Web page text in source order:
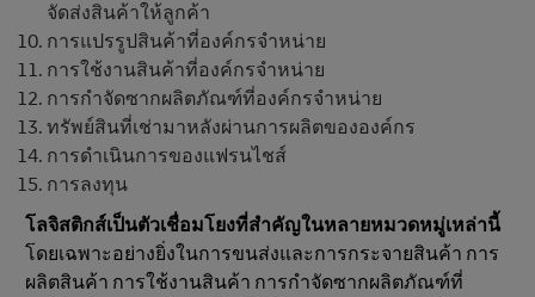
จัดส่งสินค้าให้ลูกค้า
การแปรรูปสินค้าที่องค์กรจำหน่าย
การใช้งานสินค้าที่องค์กรจำหน่าย
การกำจัดซากผลิตภัณฑ์ที่องค์กรจำหน่าย
ทรัพย์สินที่เช่ามาหลังผ่านการผลิตขององค์กร
การดำเนินการของแฟรนไชส์
การลงทุน
โลจิสติกส์เป็นตัวเชื่อมโยงที่สําคัญในหลายหมวดหมู่เหล่านี้
โดยเฉพาะอย่างยิ่งในการขนส่งและการกระจายสินค้า การ
ผลิตสินค้า การใช้งานสินค้า การกำจัดซากผลิตภัณฑ์ที่